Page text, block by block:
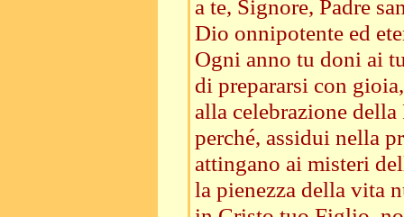
a te, Signore, Padre
Dio onnipotente ed
Ogni anno tu doni ai
di prepararsi con
alla celebrazione della
perché, assidui nella
attingano ai misteri
la pienezza della vita